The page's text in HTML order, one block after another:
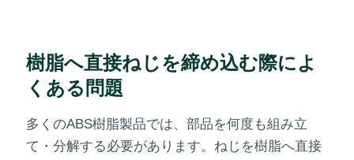
樹脂へ直接ねじを締め込む際によ
くある問題
多くのABS樹脂製品では、部品を何度も組み立
て・分解する必要があります。ねじを樹脂へ直接